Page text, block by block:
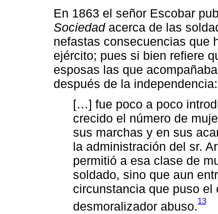
En 1863 el señor Escobar
Sociedadacerca de las
nefastas consecuencias que
ejército; pues si bien refiere
esposas las que
después de la independencia:
[…] fue poco a poco
crecido el número de
sus marchas y en sus
la administración del sr.
permitió a esa clase de
soldado, sino que aun
circunstancia que puso
desmoralizador abuso.13